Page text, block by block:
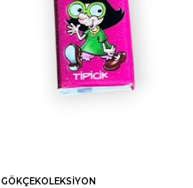
GÖKÇEKOLEKSIYON